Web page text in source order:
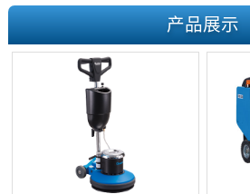
产品展示